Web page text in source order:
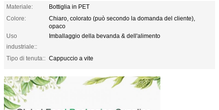
Materiale:
Bottiglia in PET
Colore:
Chiaro, colorato (può secondo la domanda del cliente),
opaco
Uso
industriale::
Imballaggio della bevanda & dell'alimento
Tipo di tenuta:: Cappuccio a vite